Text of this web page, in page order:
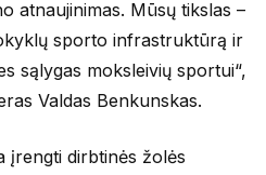
atnaujinimas. Mūsų tikslas –
sporto infrastruktūrą ir
sąlygas moksleivių sportui“,
Valdas Benkunskas.
įrengti dirbtinės žolės